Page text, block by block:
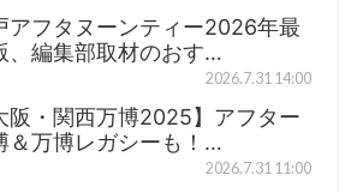
アフタヌーンティー2026年最
、編集部取材のおす…
2026.7.31 14:00
阪・関西万博2025】アフター
＆万博レガシーも！…
2026.7.31 11:00